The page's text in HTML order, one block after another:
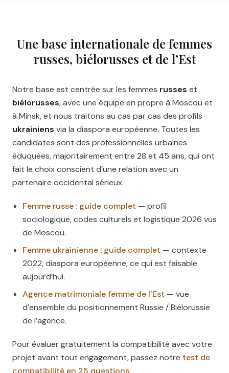
Une base internationale de femmes
russes, biélorusses et de l’Est
Notre base est centrée sur les femmes russes et
biélorusses, avec une équipe en propre à Moscou et
à Minsk, et nous traitons au cas par cas des profils
ukrainiens via la diaspora européenne. Toutes les
candidates sont des professionnelles urbaines
éduquées, majoritairement entre 28 et 45 ans, qui ont
fait le choix conscient d’une relation avec un
partenaire occidental sérieux.
Femme russe : guide complet — profil
sociologique, codes culturels et logistique 2026 vus
de Moscou.
Femme ukrainienne : guide complet — contexte
2022, diaspora européenne, ce qui est faisable
aujourd’hui.
Agence matrimoniale femme de l’Est — vue
d’ensemble du positionnement Russie / Biélorussie
de l’agence.
Pour évaluer gratuitement la compatibilité avec votre
projet avant tout engagement, passez notre test de
compatibilité en 25 questions.